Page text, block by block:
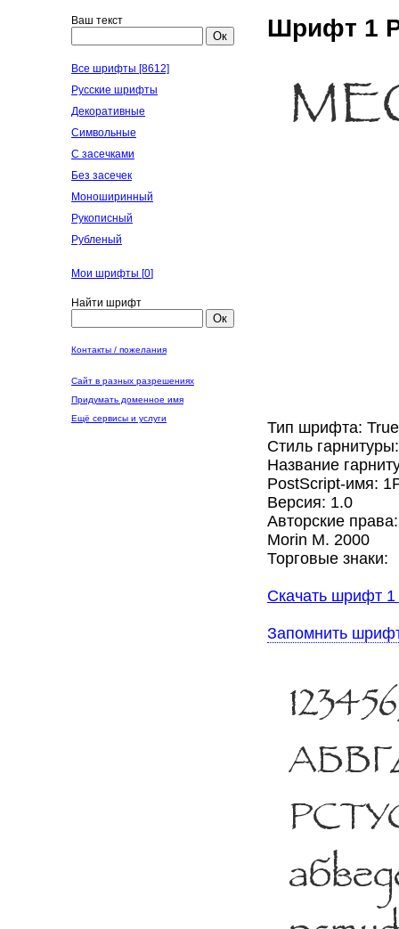
Ваш текст
Ок
Все шрифты [8612]
Русские шрифты
Декоративные
Символьные
С засечками
Без засечек
Моноширинный
Рукописный
Рубленый
Мои шрифты [0]
Найти шрифт
Ок
Контакты / пожелания
Сайт в разных разрешениях
Придумать доменное имя
Ещё сервисы и услуги
Шрифт 1
Тип шрифта:
Стиль
Название
PostScript-имя:
Версия: 1.0
Авторские
Morin M. 2000
Торговые знаки:
Скачать шрифт
Запомнить